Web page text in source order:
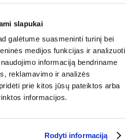
slapukai
galėtume suasmeninti turinį bei
medijos funkcijas ir analizuoti
informaciją bendriname
reklamavimo ir analizės
prie kitos jūsų pateiktos arba
informacijos.
Rodyti informaciją
taisyklės?
FERA.LT klientai, kurie jį
ir teigiamus, ir neigiamus